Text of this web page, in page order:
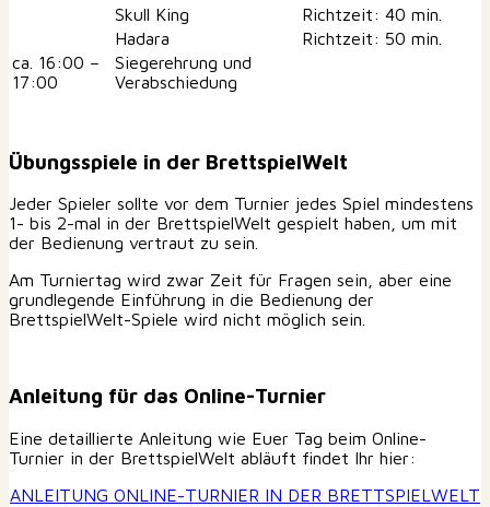
Skull King
Richtzeit: 40 min.
Hadara
Richtzeit: 50 min.
ca. 16:00 –
17:00
Siegerehrung und
Verabschiedung
Übungsspiele in der BrettspielWelt
Jeder Spieler sollte vor dem Turnier jedes Spiel mindestens
1- bis 2-mal in der BrettspielWelt gespielt haben, um mit
der Bedienung vertraut zu sein.
Am Turniertag wird zwar Zeit für Fragen sein, aber eine
grundlegende Einführung in die Bedienung der
BrettspielWelt-Spiele wird nicht möglich sein.
Anleitung für das Online-Turnier
Eine detaillierte Anleitung wie Euer Tag beim Online-
Turnier in der BrettspielWelt abläuft findet Ihr hier:
ANLEITUNG ONLINE-TURNIER IN DER BRETTSPIELWELT